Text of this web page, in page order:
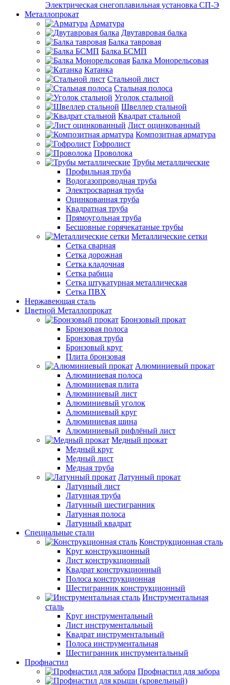
Электрическая снегоплавильная установка СП-Э
Металлопрокат
Арматура
Двутавровая балка
Балка тавровая
Балка БСМП
Балка Монорельсовая
Катанка
Стальной лист
Стальная полоса
Уголок стальной
Швеллер стальной
Квадрат стальной
Лист оцинкованный
Композитная арматура
Гофролист
Проволока
Трубы металлические
Профильная труба
Водогазопроводная труба
Электросварная труба
Оцинкованная труба
Квадратная труба
Прямоугольная труба
Бесшовные горячекатаные трубы
Металлические сетки
Сетка сварная
Сетка дорожная
Сетка кладочная
Сетка рабица
Сетка штукатурная металлическая
Сетка ПВХ
Нержавеющая сталь
Цветной Металлопрокат
Бронзовый прокат
Бронзовая полоса
Бронзовая труба
Бронзовый круг
Плита бронзовая
Алюминиевый прокат
Алюминиевая полоса
Алюминиевая плита
Алюминиевый лист
Алюминиевый уголок
Алюминиевый круг
Алюминиевая шина
Алюминиевый рифлёный лист
Медный прокат
Медный круг
Медный лист
Медная труба
Латунный прокат
Латунный лист
Латунная труба
Латунный шестигранник
Латунная полоса
Латунный квадрат
Специальные стали
Конструкционная сталь
Круг конструкционный
Лист конструкционный
Квадрат конструкционный
Полоса конструкционная
Шестигранник конструкционный
Инструментальная
сталь
Круг инструментальный
Лист инструментальный
Квадрат инструментальный
Полоса инструментальная
Шестигранник инструментальный
Профнастил
Профнастил для забора